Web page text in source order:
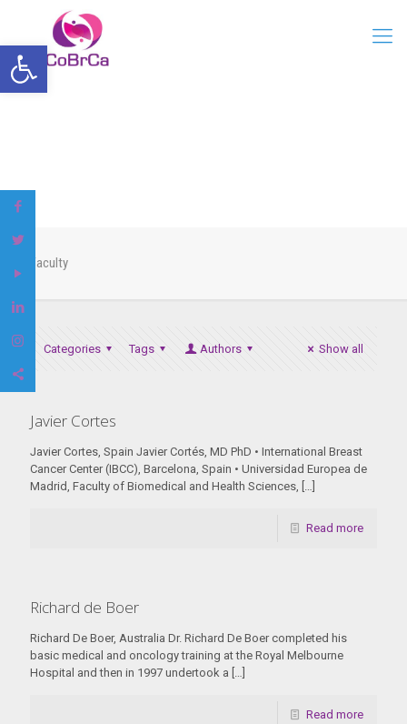
Open toolbar
Faculty
Categories Tags Authors Show all
Javier Cortes
Javier Cortes, Spain Javier Cortés, MD PhD • International Breast
Cancer Center (IBCC), Barcelona, Spain • Universidad Europea de
Madrid, Faculty of Biomedical and Health Sciences, […]
Read more
Richard de Boer
Richard De Boer, Australia Dr. Richard De Boer completed his
basic medical and oncology training at the Royal Melbourne
Hospital and then in 1997 undertook a […]
Read more